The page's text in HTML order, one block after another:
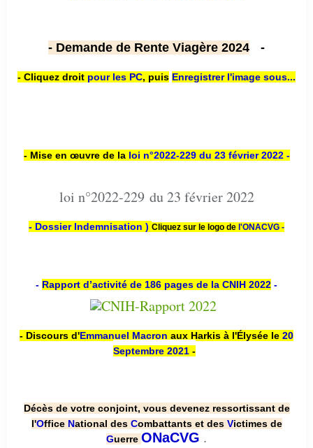
- Demande de Rente Viagère 2024 -
- Cliquez droit pour les PC, puis Enregistrer l'image sous...
- Mise en œuvre de la loi n°2022-229 du 23 février 2022 -
loi n°2022-229 du 23 février 2022
- Dossier Indemnisation ) Cliquez sur le logo de l'ONACVG -
- Rapport d’activité de 186 pages de la CNIH 2022 -
- Discours d'Emmanuel Macron aux Harkis à l'Élysée le 20
Septembre 2021 -
Décès de votre conjoint, vous devenez ressortissant de
l'Office National des Combattants et des Victimes de
Guerre ONaCVG .